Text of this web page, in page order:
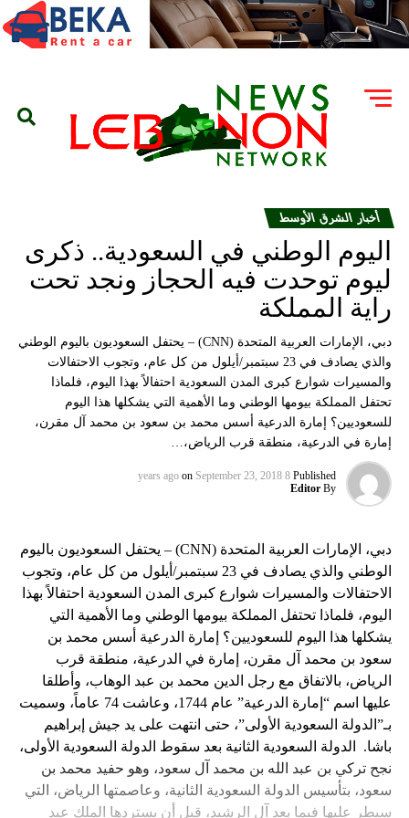
أخبار الشرق الأوسط
اليوم الوطني في السعودية.. ذكرى
ليوم توحدت فيه الحجاز ونجد تحت
راية المملكة
دبي، الإمارات العربية المتحدة (CNN) – يحتفل السعوديون باليوم الوطني
والذي يصادف في 23 سبتمبر/أيلول من كل عام، وتجوب الاحتفالات
والمسيرات شوارع كبرى المدن السعودية احتفالاً بهذا اليوم، فلماذا
تحتفل المملكة بيومها الوطني وما الأهمية التي يشكلها هذا اليوم
للسعوديين؟ إمارة الدرعية أسس محمد بن سعود بن محمد آل مقرن،
إمارة في الدرعية، منطقة قرب الرياض،…
Published
8 years ago
on September 23, 2018
By
Editor
دبي، الإمارات العربية المتحدة (CNN) – يحتفل السعوديون باليوم
الوطني والذي يصادف في 23 سبتمبر/أيلول من كل عام، وتجوب
الاحتفالات والمسيرات شوارع كبرى المدن السعودية احتفالاً بهذا
اليوم، فلماذا تحتفل المملكة بيومها الوطني وما الأهمية التي
يشكلها هذا اليوم للسعوديين؟ إمارة الدرعية أسس محمد بن
سعود بن محمد آل مقرن، إمارة في الدرعية، منطقة قرب
الرياض، بالاتفاق مع رجل الدين محمد بن عبد الوهاب، وأطلقا
عليها اسم “إمارة الدرعية” عام 1744، وعاشت 74 عاماً، وسميت
بـ”الدولة السعودية الأولى”، حتى انتهت على يد جيش إبراهيم
باشا. الدولة السعودية الثانية بعد سقوط الدولة السعودية الأولى،
نجح تركي بن عبد الله بن محمد آل سعود، وهو حفيد محمد بن
سعود، بتأسيس الدولة السعودية الثانية، وعاصمتها الرياض، التي
سيطر عليها فيما بعد آل الرشيد، قبل أن يستردها الملك عبد